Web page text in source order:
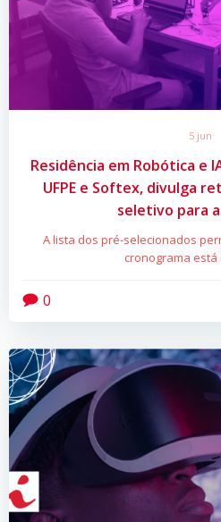
5 jun
Residência em Robótica e
UFPE e Softex, divulga
seletivo para
A lista dos pré-selecionados
cronograma
0